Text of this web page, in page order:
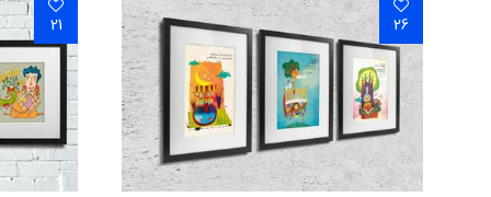
26
21